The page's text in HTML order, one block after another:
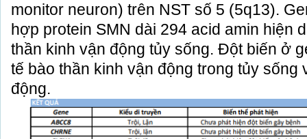
monitor neuron) trên NST số 5 (5q13).
hợp protein SMN dài 294 acid amin hiện
thần kinh vận động tủy sống. Đột biến ở
tế bào thần kinh vận động trong tủy sống
động.